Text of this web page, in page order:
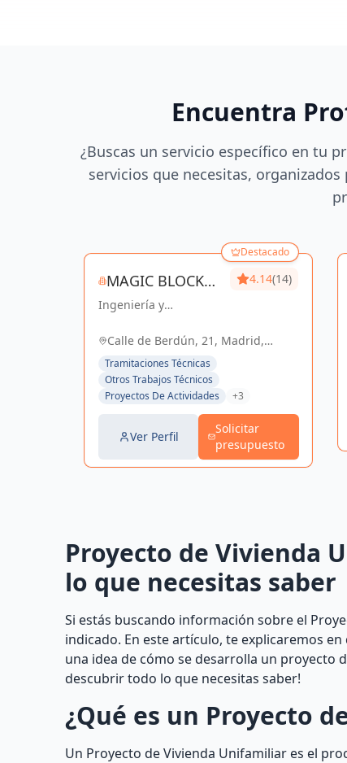
Encuentra
¿Buscas un servicio específico en tu
servicios que necesitas,
Destacado
MAGIC BLOCK
ENGINEERS
Ingeniería y
calidad para un futuro
Sevilla La Nueva.
4.14(14)
Calle de Berdún, 21, Madrid,
España, España
Tramitaciones Técnicas
Otros Trabajos Técnicos
Proyectos De Actividades
+3
Ver Perfil
Solicitar
presupuesto
Proyecto de Vivienda
lo que necesitas saber
Si estás buscando información sobre el
indicado. En este artículo, te explicaremos
una idea de cómo se desarrolla un proyecto
descubrir todo lo que necesitas saber!
¿Qué es un Proyecto
Un Proyecto de Vivienda Unifamiliar es el